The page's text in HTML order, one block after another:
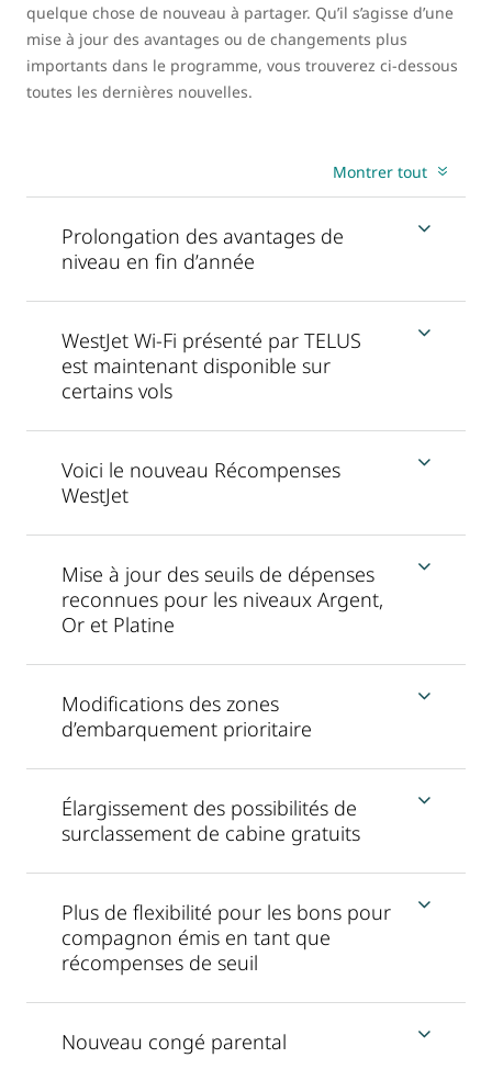
quelque chose de nouveau à partager. Qu’il s’agisse d’une
mise à jour des avantages ou de changements plus
importants dans le programme, vous trouverez ci-dessous
toutes les dernières nouvelles.
Montrer tout
Prolongation des avantages de
niveau en fin d’année
WestJet Wi-Fi présenté par TELUS
est maintenant disponible sur
certains vols
Voici le nouveau Récompenses
WestJet
Mise à jour des seuils de dépenses
reconnues pour les niveaux Argent,
Or et Platine
Modifications des zones
d’embarquement prioritaire
Élargissement des possibilités de
surclassement de cabine gratuits
Plus de flexibilité pour les bons pour
compagnon émis en tant que
récompenses de seuil
Nouveau congé parental